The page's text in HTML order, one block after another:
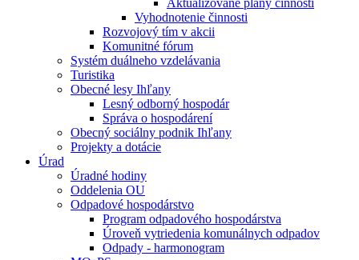
Aktualizované plány činnosti
Vyhodnotenie činnosti
Rozvojový tím v akcii
Komunitné fórum
Systém duálneho vzdelávania
Turistika
Obecné lesy Ihľany
Lesný odborný hospodár
Správa o hospodárení
Obecný sociálny podnik Ihľany
Projekty a dotácie
Úrad
Úradné hodiny
Oddelenia OU
Odpadové hospodárstvo
Program odpadového hospodárstva
Úroveň vytriedenia komunálnych odpadov
Odpady - harmonogram